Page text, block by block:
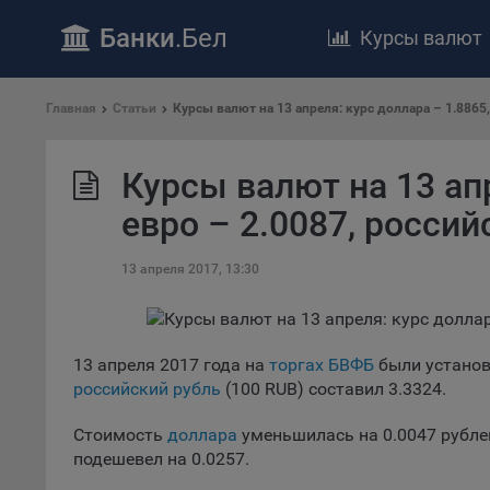
Банки.Бел Курсы валют
Главная Статьи Курсы валют на 13 апреля: курс доллара –
Курсы валют на 13
евро – 2.0087,
13 апреля 2017, 13:30
13 апреля 2017 года на торгах БВФБ были
российский рубль (100 RUB) составил 3.3324.
Стоимость доллара уменьшилась на 0.0047
подешевел на 0.0257.